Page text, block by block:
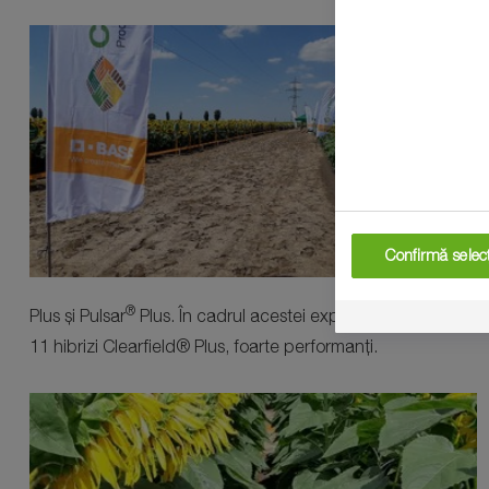
Plus și Pulsar® Plus. În cadrul acestei expoziții de hibrizi au
11 hibrizi Clearfield® Plus, foarte performanți.
Confirmă